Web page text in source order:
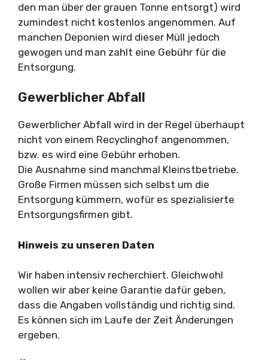
den man über der grauen Tonne entsorgt) wird
zumindest nicht kostenlos angenommen. Auf
manchen Deponien wird dieser Müll jedoch
gewogen und man zahlt eine Gebühr für die
Entsorgung.
Gewerblicher Abfall
Gewerblicher Abfall wird in der Regel überhaupt
nicht von einem Recyclinghof angenommen,
bzw. es wird eine Gebühr erhoben.
Die Ausnahme sind manchmal Kleinstbetriebe.
Große Firmen müssen sich selbst um die
Entsorgung kümmern, wofür es spezialisierte
Entsorgungsfirmen gibt.
Hinweis zu unseren Daten
Wir haben intensiv recherchiert. Gleichwohl
wollen wir aber keine Garantie dafür geben,
dass die Angaben vollständig und richtig sind.
Es können sich im Laufe der Zeit Änderungen
ergeben.